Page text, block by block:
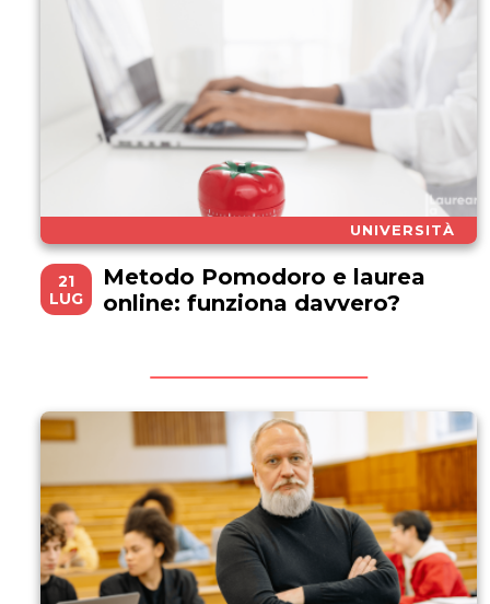
UNIVERSITÀ
21
LUG
Metodo Pomodoro e laurea
online: funziona davvero?